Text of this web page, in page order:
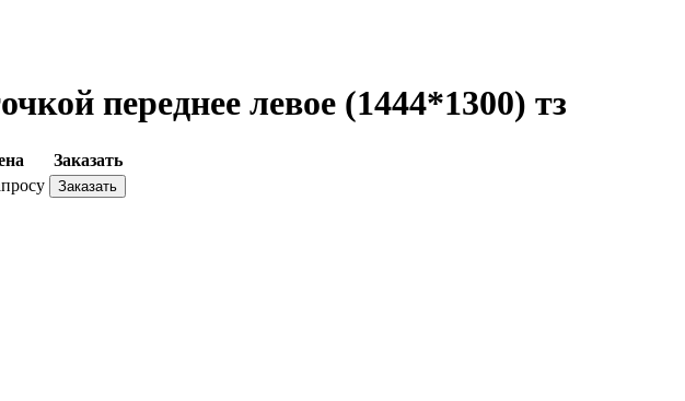
переднее левое (1444*1300) тз
Заказать
Заказать